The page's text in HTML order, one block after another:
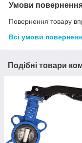
Умови
Повернення товару
Всі умови
Подібні товари